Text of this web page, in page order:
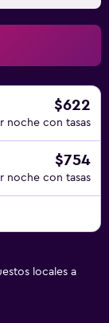
planchar con
de ocio y
las
que se
$622
noche con tasas
$754
noche con tasas
locales a